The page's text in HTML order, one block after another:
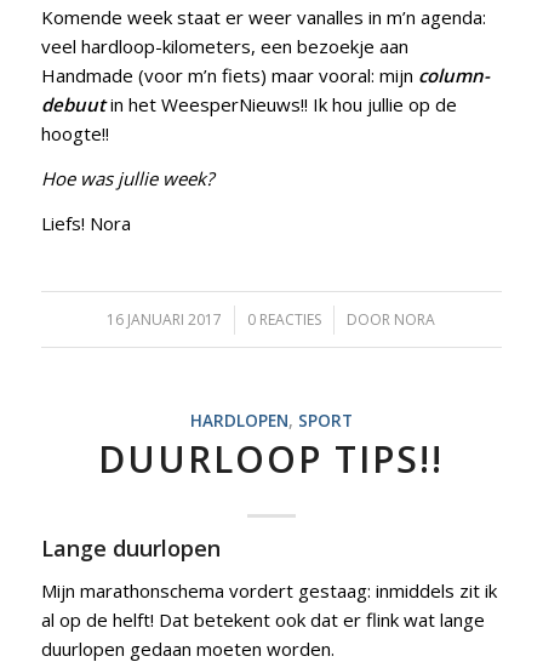
Komende week staat er weer vanalles in m’n agenda:
veel hardloop-kilometers, een bezoekje aan
Handmade (voor m’n fiets) maar vooral: mijn column-
debuutin het WeesperNieuws!! Ik hou jullie op de
hoogte!!
Hoe was jullie week?
Liefs! Nora
16 JANUARI 2017
/ 0 REACTIES
/ DOOR NORA
HARDLOPEN, SPORT
DUURLOOP TIPS!!
Lange duurlopen
Mijn marathonschema vordert gestaag: inmiddels zit ik
al op de helft! Dat betekent ook dat er flink wat lange
duurlopen gedaan moeten worden.